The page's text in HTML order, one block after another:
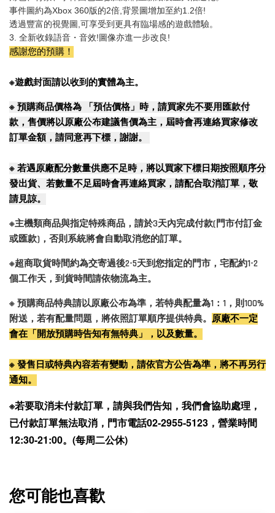
事件圖約為Xbox 360版的2倍,背景圖增加至約1.2倍!
透過豐富的視覺圖,可享受到更具有臨場感的遊戲體驗。
3. 全新收錄語音・音效!圖像亦進一步改良!
感謝您的預購！
※遊戲封面請以收到的實體為主。
※ 預購商品價格為 「預估價格」時，請買家先不要用匯款付
款，售價將以原廠公布建議售價為主，屆時會再連絡買家修改
訂單金額，請同意再下標，謝謝。
※ 若遇原廠配分數量供應不足時，將以買家下標日期按照順序分
發出貨、若數量不足屆時會再連絡買家，請配合取消訂單，敬
請見諒。
※主機類商品與指定特殊商品，請於3天內完成付款(門市付訂金
或匯款)，否則系統將會自動取消您的訂單。
※超商取貨時間約為交寄過後2-5天到您指定的門市，宅配約1-2
個工作天，到貨時間請依物流為主。
※ 預購商品特典請以原廠公布為準，若特典配量為1：1，則100%
附送，若有配量問題，將依照訂單順序提供特典。 原廠不一定
會在「開放預購時告知有無特典」，以及數量。
※ 發售日或特典內容若有變動，請依官方公告為準，將不再另行
通知。
※若要取消未付款訂單，請與我們告知，我們會協助處理，
已付款訂單無法取消，門市電話02-2955-5123，營業時間
12:30-21:00。(每周二公休)
您可能也喜歡